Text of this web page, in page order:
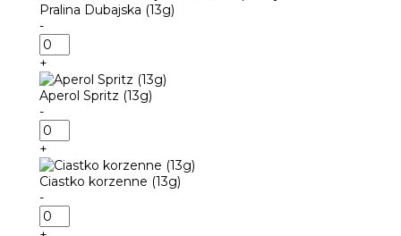
Pralina Dubajska (13g)
-
ilość
Pralina
Dubajska
(13g)
+
Aperol Spritz (13g)
-
ilość
Aperol
Spritz
(13g)
+
Ciastko korzenne (13g)
-
ilość
Ciastko